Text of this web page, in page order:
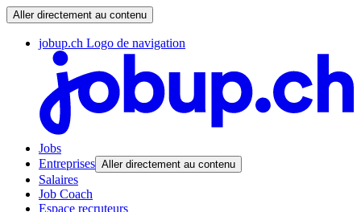
Aller directement au contenu
jobup.ch Logo de navigation
Jobs
Entreprises Aller directement au contenu
Salaires
Job Coach
Espace recruteurs